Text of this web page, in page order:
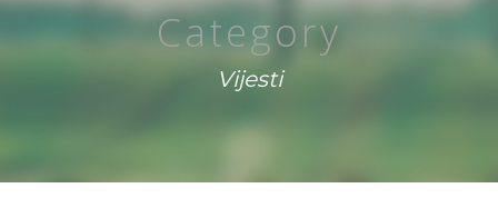
Category
Vijesti